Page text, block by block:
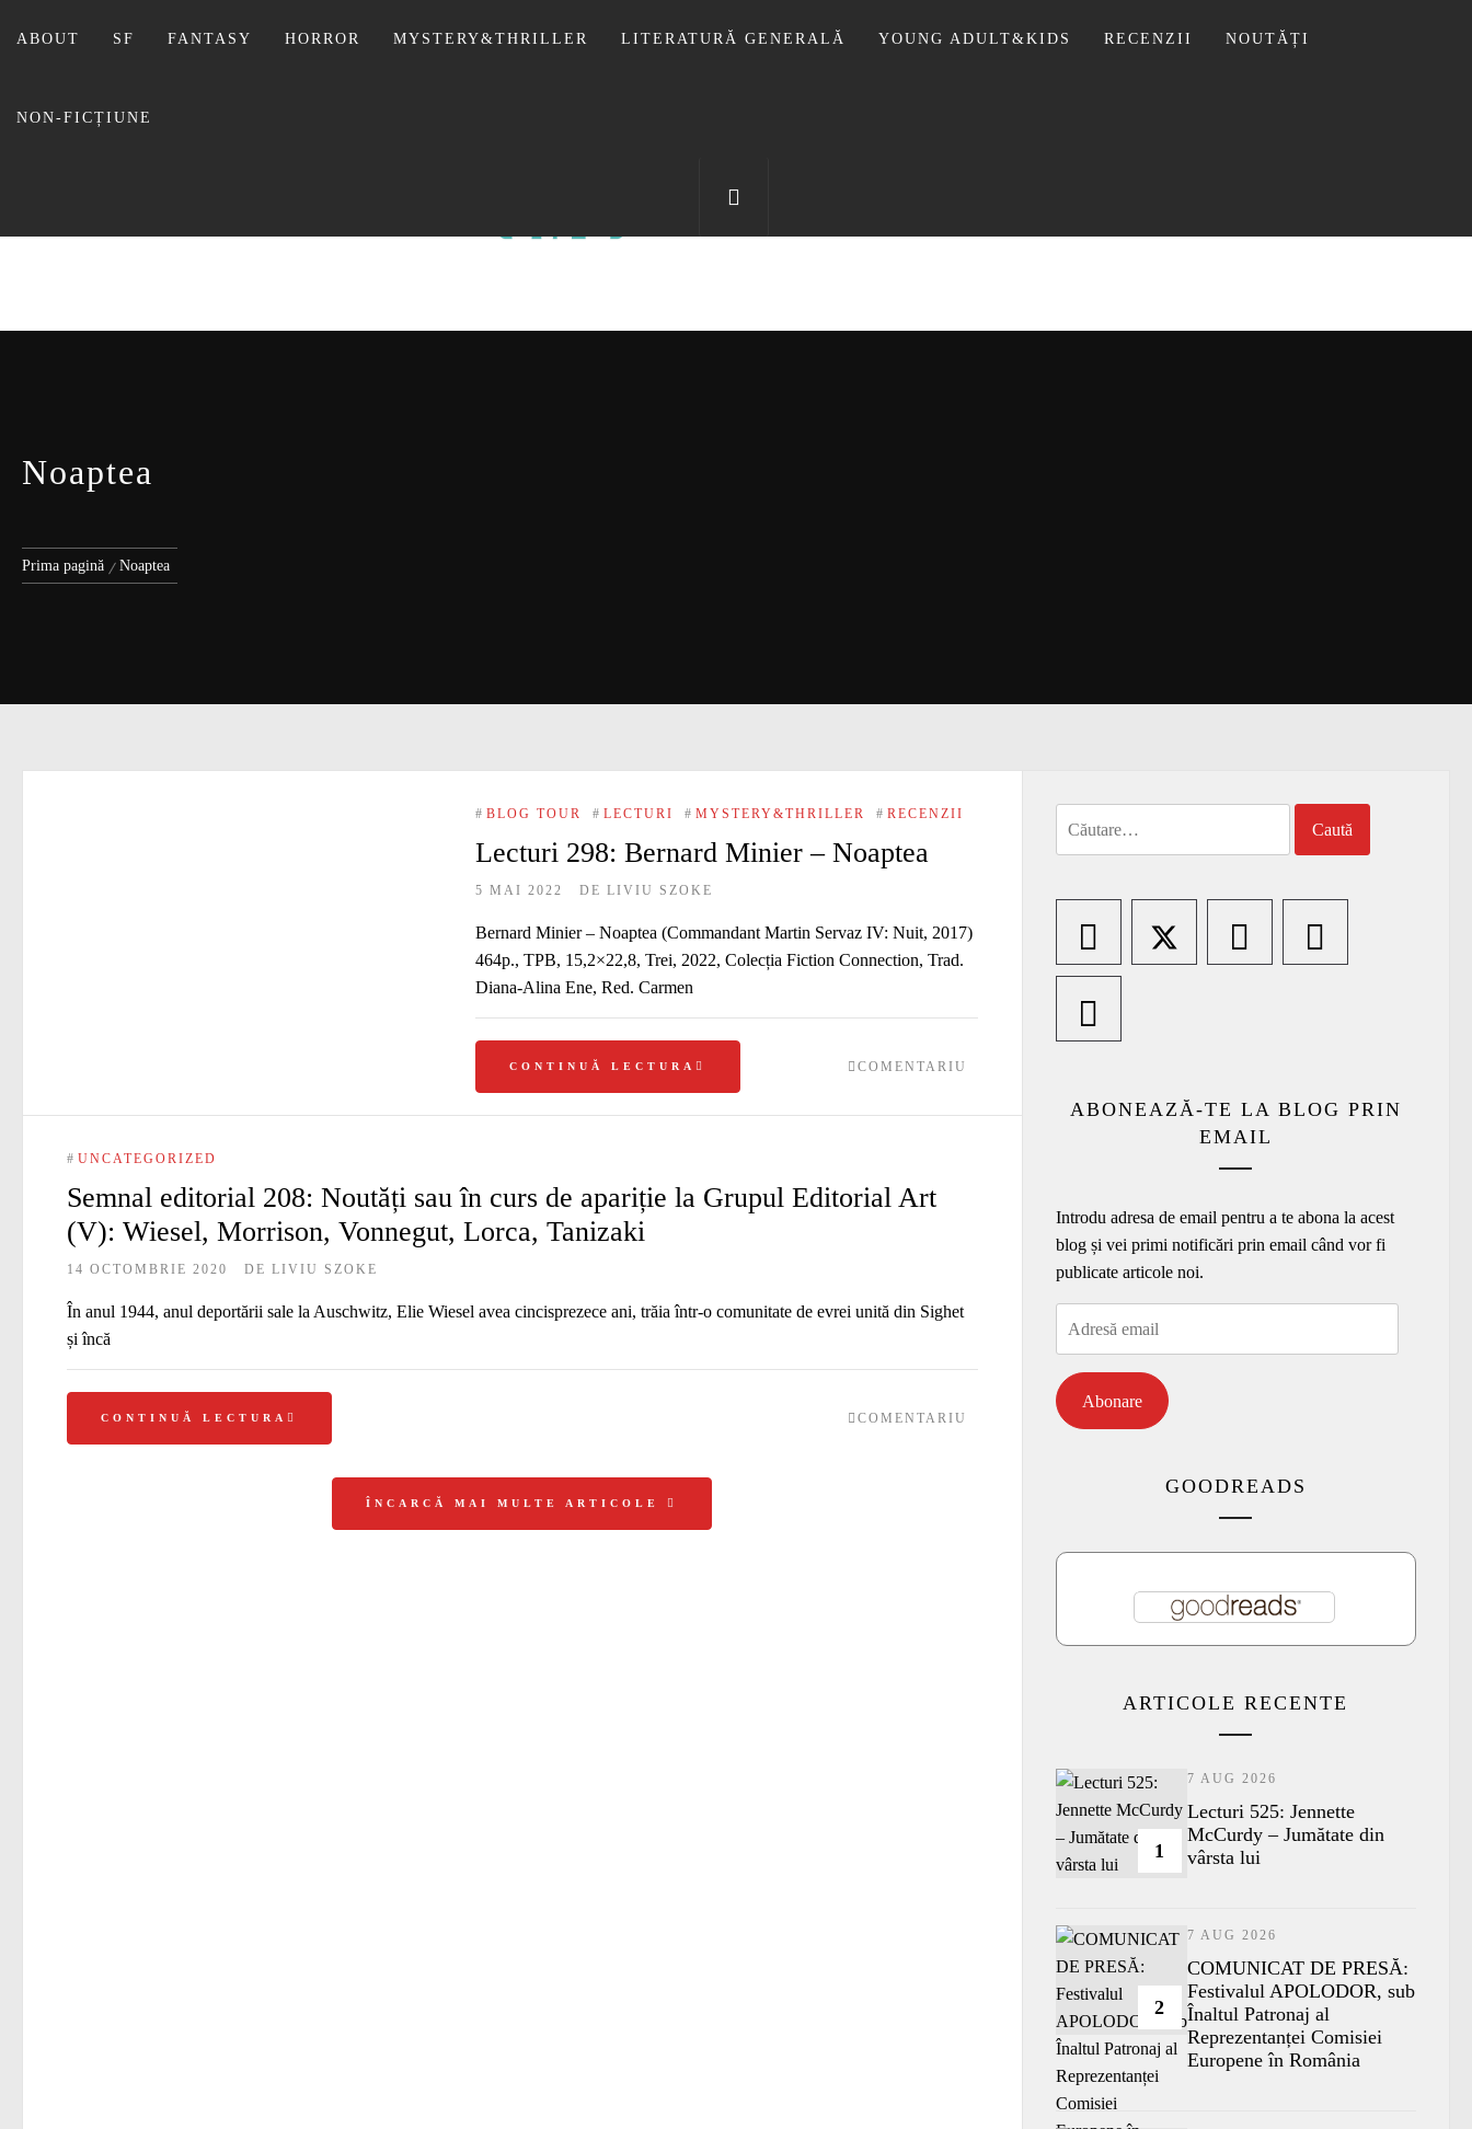
ABOUT SF FANTASY HORROR MYSTERY&THRILLER LITERATURĂ GENERALĂ YOUNG ADULT&KIDS RECENZII NOUTĂȚI
NON-FICȚIUNE
BIBLIOTECA LUI LIVIU
Noaptea
Prima pagină Noaptea
# BLOG TOUR # LECTURI # MYSTERY&THRILLER # RECENZII
Lecturi 298: Bernard Minier – Noaptea
5 MAI 2022 DE LIVIU SZOKE
Bernard Minier – Noaptea (Commandant Martin Servaz IV: Nuit, 2017)
464p., TPB, 15,2×22,8, Trei, 2022, Colecția Fiction Connection, Trad.
Diana-Alina Ene, Red. Carmen
CONTINUĂ LECTURA COMENTARIU
# UNCATEGORIZED
Semnal editorial 208: Noutăți sau în curs de apariție la Grupul Editorial Art
(V): Wiesel, Morrison, Vonnegut, Lorca, Tanizaki
14 OCTOMBRIE 2020 DE LIVIU SZOKE
În anul 1944, anul deportării sale la Auschwitz, Elie Wiesel avea cincisprezece ani, trăia într-o comunitate de evrei unită din Sighet
și încă
CONTINUĂ LECTURA COMENTARIU
ÎNCARCĂ MAI MULTE ARTICOLE
ABONEAZĂ-TE LA BLOG PRIN
EMAIL
Introdu adresa de email pentru a te abona la acest
blog și vei primi notificări prin email când vor fi
publicate articole noi.
Abonare
GOODREADS
ARTICOLE RECENTE
1
7 AUG 2026
Lecturi 525: Jennette
McCurdy – Jumătate din
vârsta lui
2
7 AUG 2026
COMUNICAT DE PRESĂ:
Festivalul APOLODOR, sub
Înaltul Patronaj al
Reprezentanței Comisiei
Europene în România